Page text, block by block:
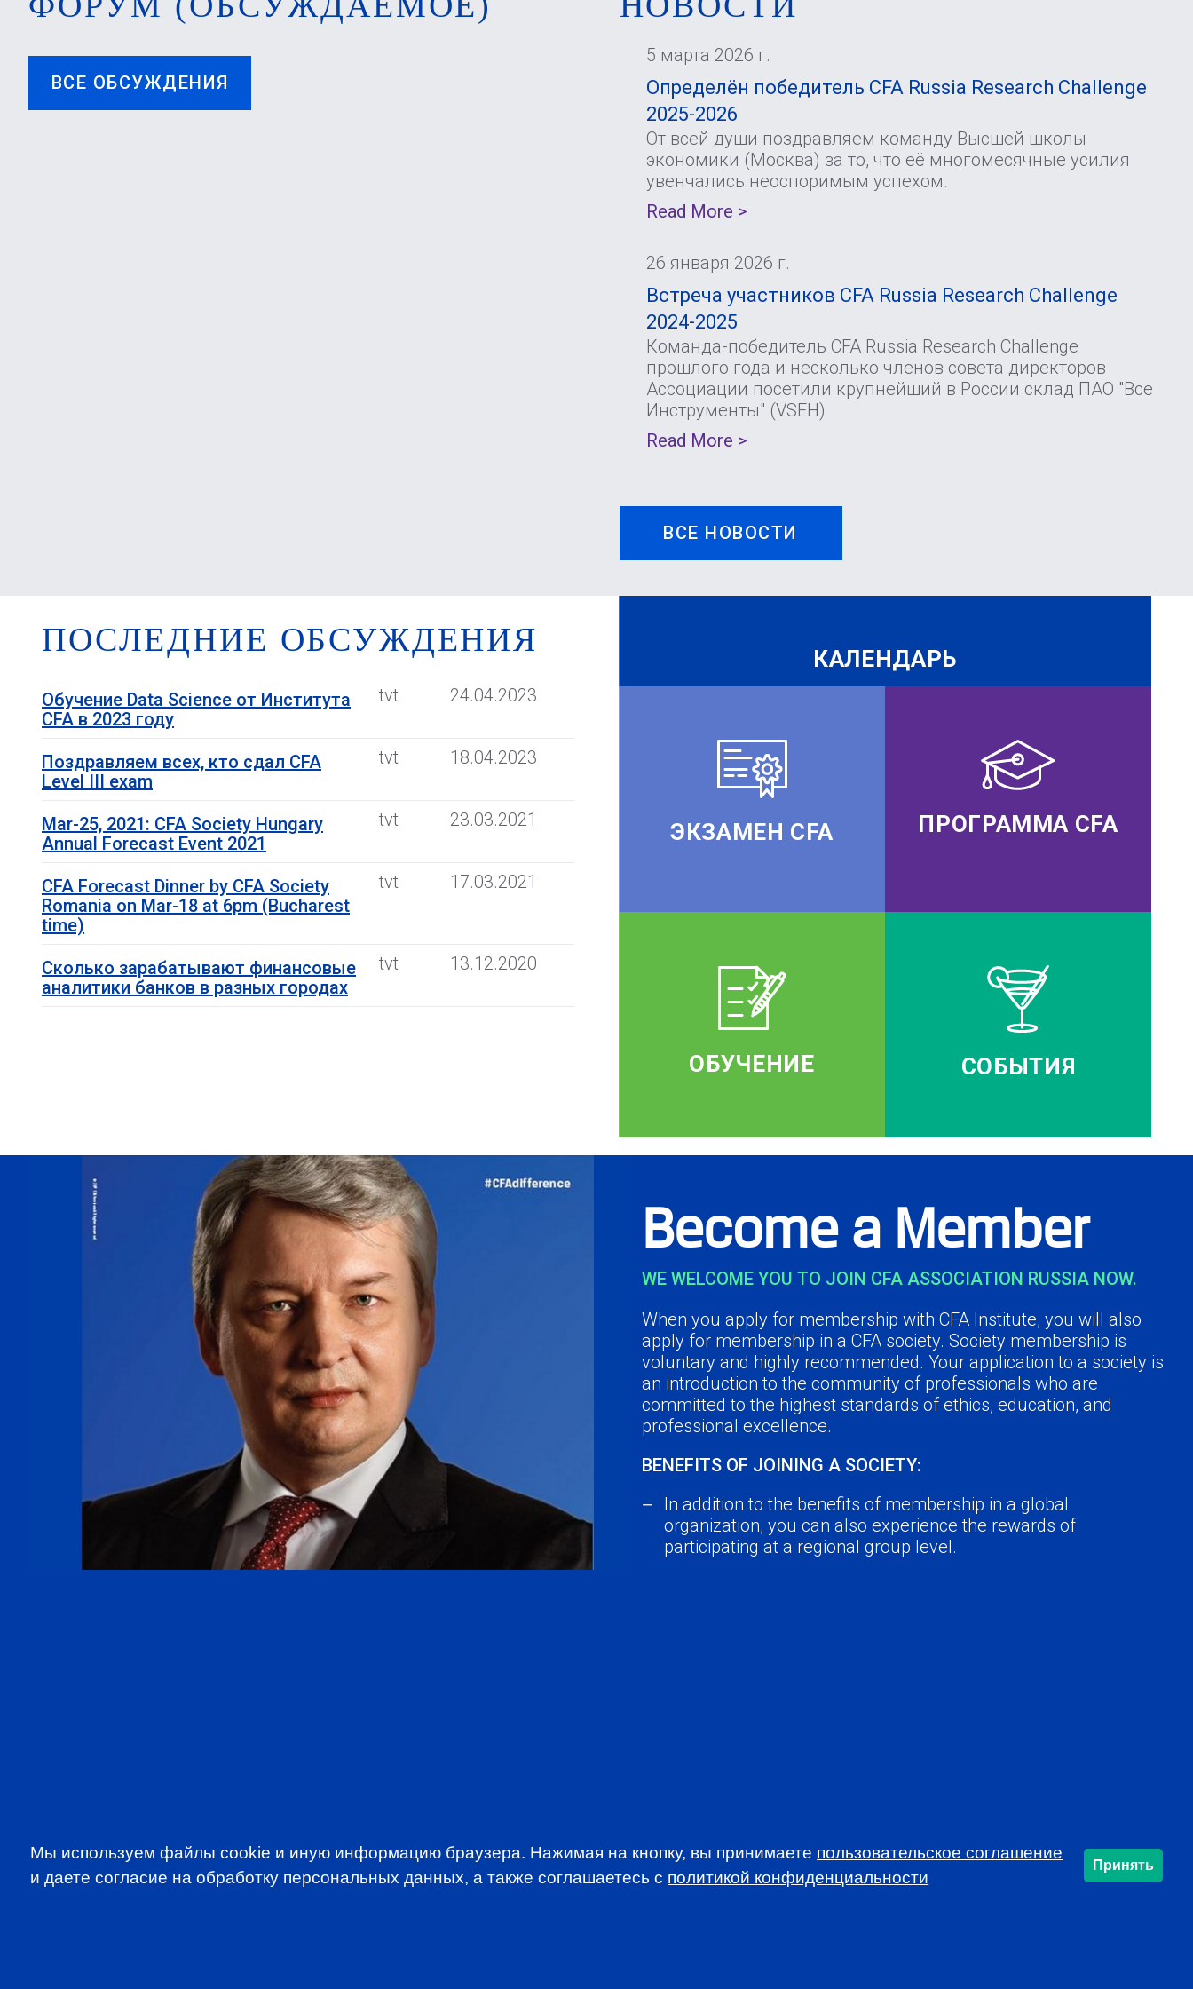
ВСЕ ОБСУЖДЕНИЯ
5 марта 2026 г.
Определён победитель CFA Russia Research Challenge
2025-2026
От всей души поздравляем команду Высшей школы
экономики (Москва) за то, что её многомесячные усилия
увенчались неоспоримым успехом.
Read More >
26 января 2026 г.
Встреча участников CFA Russia Research Challenge
2024-2025
Команда-победитель CFA Russia Research Challenge
прошлого года и несколько членов совета директоров
Ассоциации посетили крупнейший в России склад ПАО "Все
Инструменты" (VSEH)
Read More >
ВСЕ НОВОСТИ
ПОСЛЕДНИЕ ОБСУЖДЕНИЯ
Обучение Data Science от Института
CFA в 2023 году
tvt 24.04.2023
Поздравляем всех, кто сдал CFA
Level III exam
tvt 18.04.2023
Mar-25, 2021: CFA Society Hungary
Annual Forecast Event 2021
tvt 23.03.2021
CFA Forecast Dinner by CFA Society
Romania on Mar-18 at 6pm (Bucharest
time)
tvt 17.03.2021
Сколько зарабатывают финансовые
аналитики банков в разных городах
tvt 13.12.2020
КАЛЕНДАРЬ
ЭКЗАМЕН CFA ПРОГРАММА CFA
ОБУЧЕНИЕ СОБЫТИЯ
Become a Member
WE WELCOME YOU TO JOIN CFA ASSOCIATION RUSSIA NOW.
When you apply for membership with CFA Institute, you will also
apply for membership in a CFA society. Society membership is
voluntary and highly recommended. Your application to a society is
an introduction to the community of professionals who are
committed to the highest standards of ethics, education, and
professional excellence.
BENEFITS OF JOINING A SOCIETY:
In addition to the benefits of membership in a global
organization, you can also experience the rewards of
participating at a regional group level.
JOIN CFA RUSSIA!
Мы используем файлы cookie и иную информацию браузера. Нажимая на кнопку, вы принимаете пользовательское соглашение
и даете согласие на обработку персональных данных, а также соглашаетесь c политикой конфиденциальности
Принять